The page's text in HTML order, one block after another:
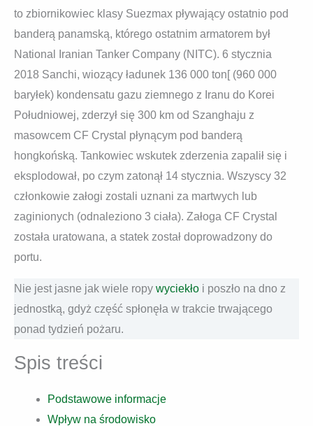
to zbiornikowiec klasy Suezmax pływający ostatnio pod
banderą panamską, którego ostatnim armatorem był
National Iranian Tanker Company (NITC). 6 stycznia
2018 Sanchi, wiozący ładunek 136 000 ton[ (960 000
baryłek) kondensatu gazu ziemnego z Iranu do Korei
Południowej, zderzył się 300 km od Szanghaju z
masowcem CF Crystal płynącym pod banderą
hongkońską. Tankowiec wskutek zderzenia zapalił się i
eksplodował, po czym zatonął 14 stycznia. Wszyscy 32
członkowie załogi zostali uznani za martwych lub
zaginionych (odnaleziono 3 ciała). Załoga CF Crystal
została uratowana, a statek został doprowadzony do
portu.
Nie jest jasne jak wiele ropy wyciekło i poszło na dno z
jednostką, gdyż część spłonęła w trakcie trwającego
ponad tydzień pożaru.
Spis treści
Podstawowe informacje
Wpływ na środowisko